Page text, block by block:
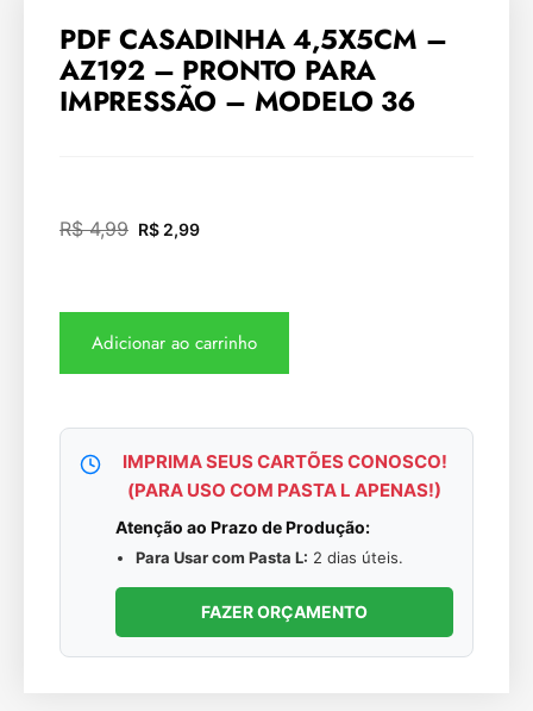
PDF CASADINHA 4,5X5CM –
AZ192 – PRONTO PARA
IMPRESSÃO – MODELO 36
R$4,99 R$2,99
Adicionar ao carrinho
IMPRIMA SEUS CARTÕES CONOSCO!
(PARA USO COM PASTA L APENAS!)
Atenção ao Prazo de Produção:
Para Usar com Pasta L: 2 dias úteis.
FAZER ORÇAMENTO